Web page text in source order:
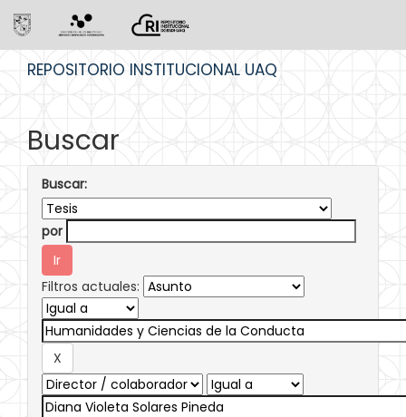
REPOSITORIO INSTITUCIONAL UAQ
Buscar
Buscar:
por
Filtros actuales: